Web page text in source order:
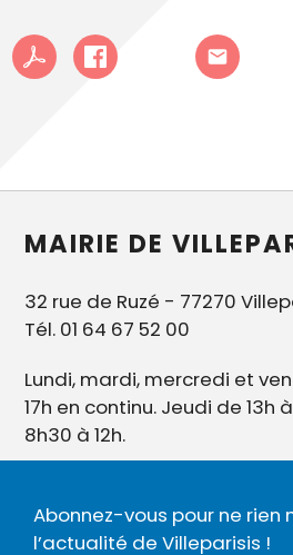
MAIRIE DE
32 rue de Ruzé - 77270
Tél. 01 64 67 52 00
Lundi, mardi, mercredi et
17h en continu. Jeudi de 13h
8h30 à 12h.
Abonnez-vous pour ne rien
l’actualité de Villeparisis !